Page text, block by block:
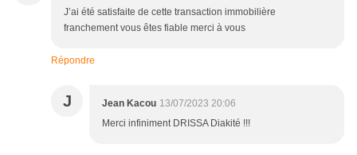
J’ai été satisfaite de cette transaction immobilière
franchement vous êtes fiable merci à vous
Répondre
J Jean Kacou 13/07/2023 20:06
Merci infiniment DRISSA Diakité !!!